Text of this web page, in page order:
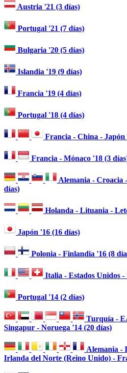
Austria '21 (3 días)
Portugal '21 (7 días)
Bulgaria '20 (5 días)
Islandia '19 (9 días)
Francia '19 (4 días)
Portugal '18 (4 días)
Francia - China - Japón
Francia - Mónaco '18 (3
Alemania - Croacia
días)
Holanda - Lituania -
Japón '16 (16 días)
Polonia - Finlandia '16 (8
Italia - Estados Unidos -
Portugal '14 (2 días)
Turquía -
Singapur - Noruega '14 (20 días)
Alemania -
Irlanda del Norte (Reino Unido) -